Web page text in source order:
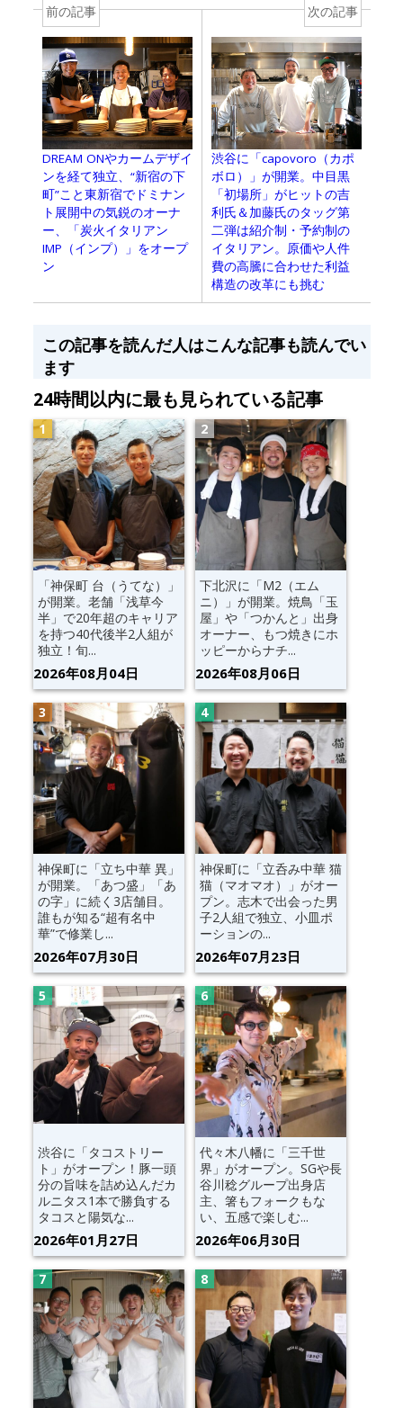
前の記事
DREAM ONやカームデザイ
ンを経て独立、“新宿の下
町”こと東新宿でドミナン
ト展開中の気鋭のオーナ
ー、「炭火イタリアン
IMP（インプ）」をオープ
ン
次の記事
渋谷に「capovoro（カポ
ボロ）」が開業。中目黒
「初場所」がヒットの吉
利氏＆加藤氏のタッグ第
二弾は紹介制・予約制の
イタリアン。原価や人件
費の高騰に合わせた利益
構造の改革にも挑む
この記事を読んだ人はこんな記事も読んでい
ます
24時間以内に最も見られている記事
「神保町 台（うてな）」
が開業。老舗「浅草今
半」で20年超のキャリア
を持つ40代後半2人組が
独立！旬...
2026年08月04日
下北沢に「M2（エム
ニ）」が開業。焼鳥「玉
屋」や「つかんと」出身
オーナー、もつ焼きにホ
ッピーからナチ...
2026年08月06日
神保町に「立ち中華 異」
が開業。「あつ盛」「あ
の字」に続く3店舗目。
誰もが知る“超有名中
華”で修業し...
2026年07月30日
神保町に「立呑み中華 猫
猫（マオマオ）」がオー
プン。志木で出会った男
子2人組で独立、小皿ポ
ーションの...
2026年07月23日
渋谷に「タコストリー
ト」がオープン！豚一頭
分の旨味を詰め込んだカ
ルニタス1本で勝負する
タコスと陽気な...
2026年01月27日
代々木八幡に「三千世
界」がオープン。SGや長
谷川稔グループ出身店
主、箸もフォークもな
い、五感で楽しむ...
2026年06月30日